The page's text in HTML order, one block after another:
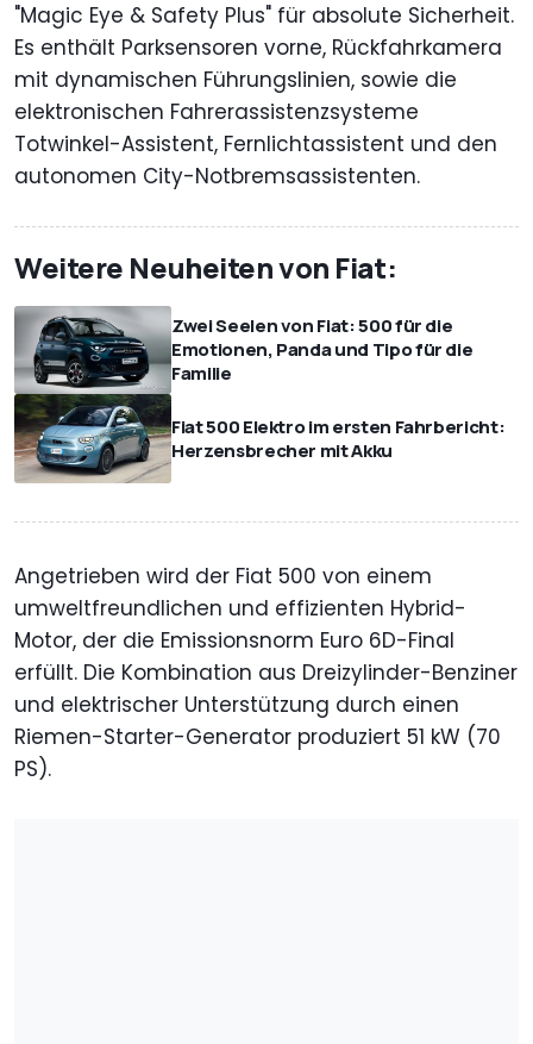
"Magic Eye & Safety Plus" für absolute Sicherheit.
Es enthält Parksensoren vorne, Rückfahrkamera
mit dynamischen Führungslinien, sowie die
elektronischen Fahrerassistenzsysteme
Totwinkel-Assistent, Fernlichtassistent und den
autonomen City-Notbremsassistenten.
Weitere Neuheiten von Fiat:
Zwei Seelen von Fiat: 500 für die
Emotionen, Panda und Tipo für die
Familie
Fiat 500 Elektro im ersten Fahrbericht:
Herzensbrecher mit Akku
Angetrieben wird der Fiat 500 von einem
umweltfreundlichen und effizienten Hybrid-
Motor, der die Emissionsnorm Euro 6D-Final
erfüllt. Die Kombination aus Dreizylinder-Benziner
und elektrischer Unterstützung durch einen
Riemen-Starter-Generator produziert 51 kW (70
PS).